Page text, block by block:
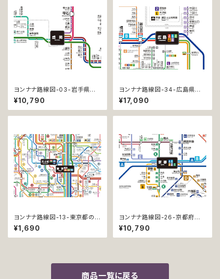
ヨンナナ路線図-03-岩手県の
鉄道 (Iwate / デジタル / PRO)
¥10,790
ヨンナナ路線図-34-広島県の
鉄道 (Hiroshima / デジタル /
PRO-NC)
¥17,090
ヨンナナ路線図-13-東京都の鉄
道 (Tokyo / デジタル / LT)
¥1,690
ヨンナナ路線図-26-京都府の
鉄道 (Kyoto / デジタル / PR
O)
¥10,790
商品一覧に戻る